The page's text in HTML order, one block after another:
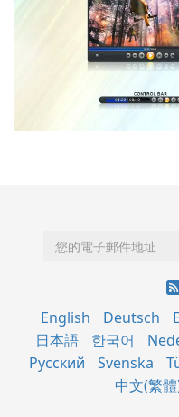
English Deutsch
日本語
한국어
Русский
Svenska
中文(繁